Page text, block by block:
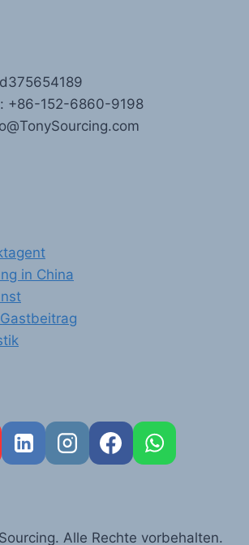
+86-152-6860-9198
in China
Alle Rechte vorbehalten.